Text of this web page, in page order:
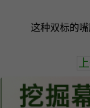
这种双标的